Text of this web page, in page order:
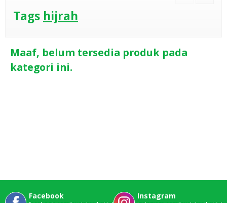
Tags hijrah
Maaf, belum tersedia produk pada
kategori ini.
Facebook Instagram